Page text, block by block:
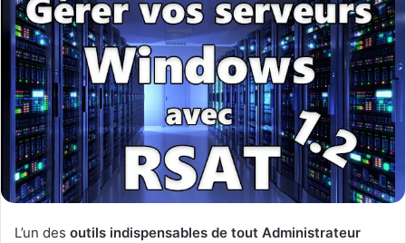
L’un des outils indispensables de tout Administrateur